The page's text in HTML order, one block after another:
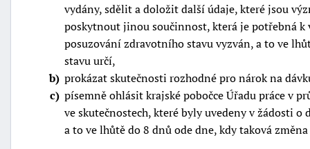
vydány, sdělit a doložit další údaje, které jsou
poskytnout jinou součinnost, která je potřebná
posuzování zdravotního stavu vyzván, a to ve
stavu určí,
b prokázat skutečnosti rozhodné pro nárok na
c písemně ohlásit krajské pobočce Úřadu práce v
ve skutečnostech, které byly uvedeny v žádosti
a to ve lhůtě do 8 dnů ode dne, kdy taková